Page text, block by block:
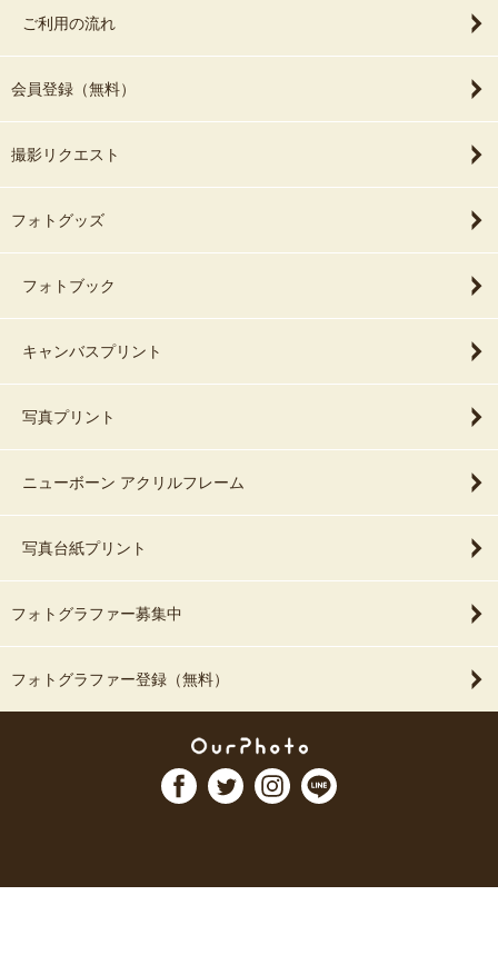
ご利用の流れ
会員登録（無料）
撮影リクエスト
フォトグッズ
フォトブック
キャンバスプリント
写真プリント
ニューボーン アクリルフレーム
写真台紙プリント
フォトグラファー募集中
フォトグラファー登録（無料）